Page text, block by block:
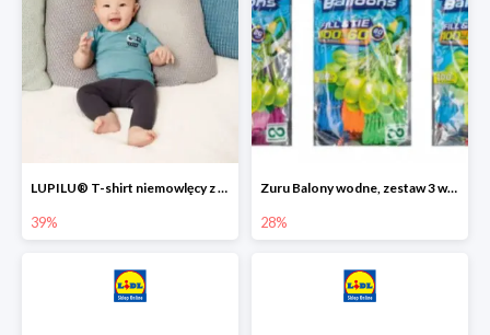
LUPILU® T-shirt niemowlęcy z biobawełny -39%
39%
Zuru Balony wodne, zestaw 3 wiązek -28%
28%